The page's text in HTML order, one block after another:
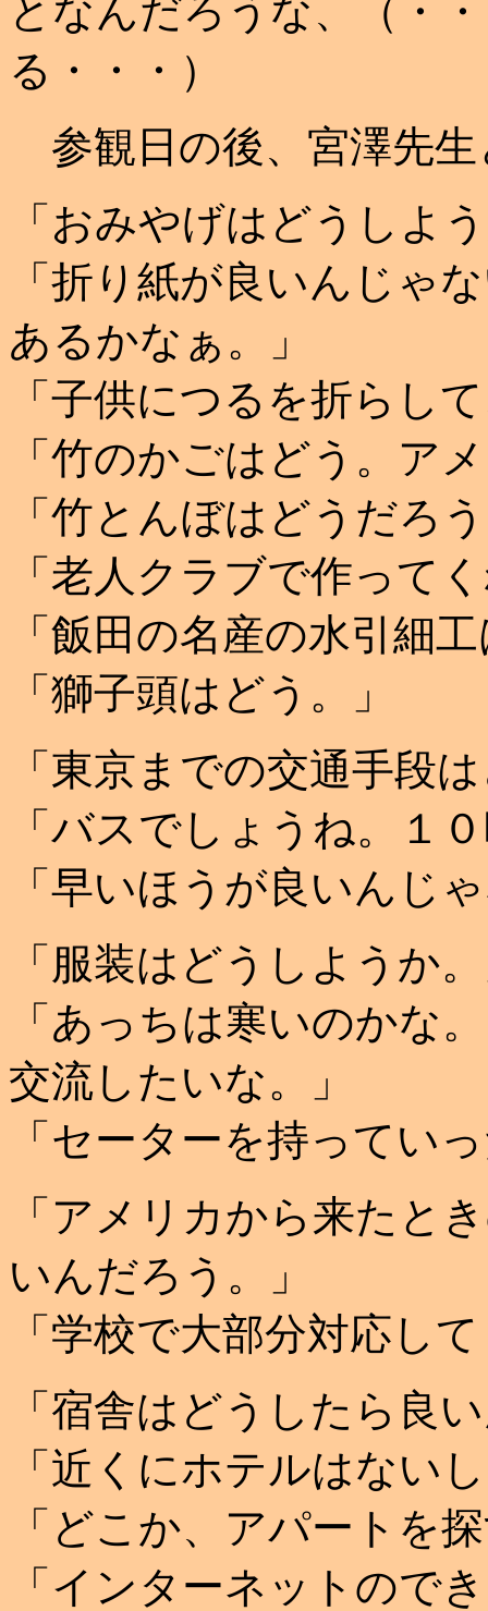
となんだろうな、（・
る・・・）
参観日の後、宮澤先生
「おみやげはどうしよ
「折り紙が良いんじゃ
あるかなぁ。」
「子供につるを折らし
「竹のかごはどう。ア
「竹とんぼはどうだろ
「老人クラブで作って
「飯田の名産の水引細
「獅子頭はどう。」
「東京までの交通手段
「バスでしょうね。１
「早いほうが良いんじ
「服装はどうしようか
「あっちは寒いのかな
交流したいな。」
「セーターを持ってい
「アメリカから来たと
いんだろう。」
「学校で大部分対応し
「宿舎はどうしたら良
「近くにホテルはない
「どこか、アパートを
「インターネットので